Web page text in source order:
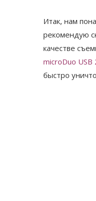
Итак, нам
рекомендую
качестве
microDuo USB
быстро